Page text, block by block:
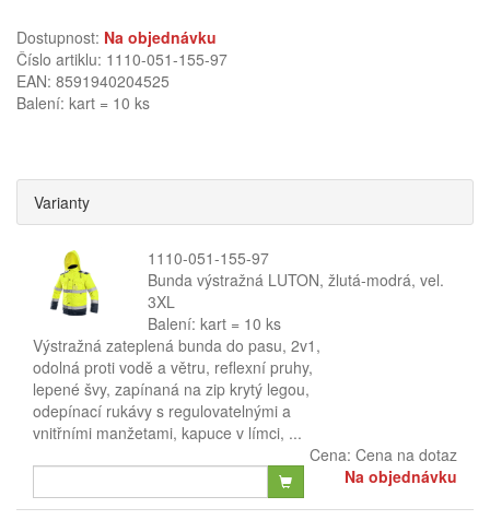
Dostupnost: Na objednávku
Číslo artiklu: 1110-051-155-97
EAN: 8591940204525
Balení: kart = 10 ks
Varianty
1110-051-155-97
Bunda výstražná LUTON, žlutá-modrá, vel.
3XL
Balení: kart = 10 ks
Výstražná zateplená bunda do pasu, 2v1,
odolná proti vodě a větru, reflexní pruhy,
lepené švy, zapínaná na zip krytý legou,
odepínací rukávy s regulovatelnými a
vnitřními manžetami, kapuce v límci, ...
Cena: Cena na dotaz
Na objednávku